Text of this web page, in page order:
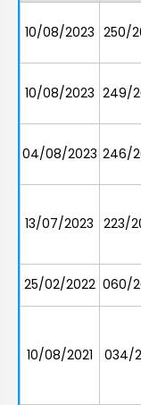
10/08/2023 250/
10/08/2023 249/
04/08/2023 246/
13/07/2023 223/
25/02/2022 060/
10/08/2021 034/